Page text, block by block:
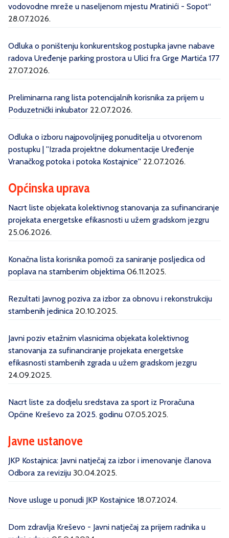
vodovodne mreže u naseljenom mjestu Mratinići - Sopot“
28.07.2026.
Odluka o poništenju konkurentskog postupka javne nabave
radova Uređenje parking prostora u Ulici fra Grge Martića 177
27.07.2026.
Preliminarna rang lista potencijalnih korisnika za prijem u
Poduzetnički inkubator 22.07.2026.
Odluka o izboru najpovoljnijeg ponuditelja u otvorenom
postupku | ''Izrada projektne dokumentacije Uređenje
Vranačkog potoka i potoka Kostajnice'' 22.07.2026.
Općinska uprava
Nacrt liste objekata kolektivnog stanovanja za sufinanciranje
projekata energetske efikasnosti u užem gradskom jezgru
25.06.2026.
Konačna lista korisnika pomoći za saniranje posljedica od
poplava na stambenim objektima 06.11.2025.
Rezultati Javnog poziva za izbor za obnovu i rekonstrukciju
stambenih jedinica 20.10.2025.
Javni poziv etažnim vlasnicima objekata kolektivnog
stanovanja za sufinanciranje projekata energetske
efikasnosti stambenih zgrada u užem gradskom jezgru
24.09.2025.
Nacrt liste za dodjelu sredstava za sport iz Proračuna
Općine Kreševo za 2025. godinu 07.05.2025.
Javne ustanove
JKP Kostajnica: Javni natječaj za izbor i imenovanje članova
Odbora za reviziju 30.04.2025.
Nove usluge u ponudi JKP Kostajnice 18.07.2024.
Dom zdravlja Kreševo - Javni natječaj za prijem radnika u